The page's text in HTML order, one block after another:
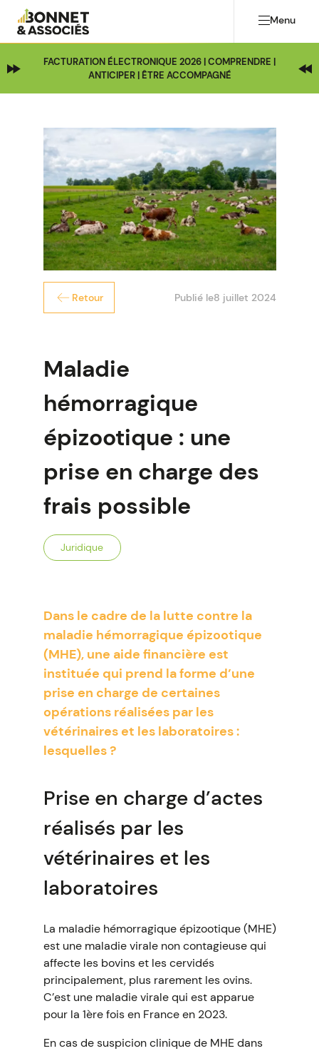
Menu
FACTURATION ÉLECTRONIQUE 2026 | COMPRENDRE |
ANTICIPER | ÊTRE ACCOMPAGNÉ
Retour Publié le8 juillet 2024
Maladie
hémorragique
épizootique : une
prise en charge des
frais possible
Juridique
Dans le cadre de la lutte contre la
maladie hémorragique épizootique
(MHE), une aide financière est
instituée qui prend la forme d’une
prise en charge de certaines
opérations réalisées par les
vétérinaires et les laboratoires :
lesquelles ?
Prise en charge d’actes
réalisés par les
vétérinaires et les
laboratoires
La maladie hémorragique épizootique (MHE)
est une maladie virale non contagieuse qui
affecte les bovins et les cervidés
principalement, plus rarement les ovins.
C’est une maladie virale qui est apparue
pour la 1ère fois en France en 2023.
En cas de suspicion clinique de MHE dans